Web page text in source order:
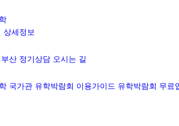
상세정보
부산 정기상담 오시는 길
국가관 유학박람회 이용가이드 유학박람회 무료